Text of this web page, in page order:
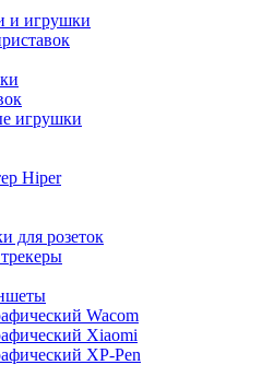
и игрушки
игрушки
Hiper
для розеток
Wacom
Xiaomi
XP-Pen